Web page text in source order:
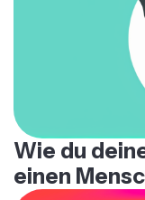
Wie du
einen